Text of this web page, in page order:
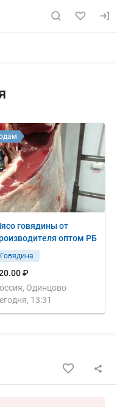
говядины от
оптом РБ
Говядина
₽
Одинцово
13:31